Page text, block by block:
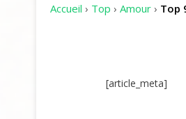
Accueil › Top › Amour › Top
[article_meta]